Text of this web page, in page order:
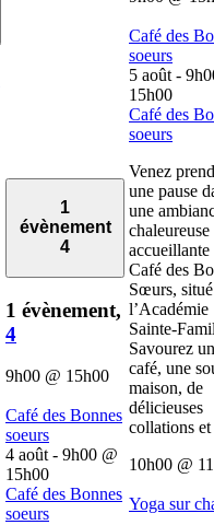
1
évènement
4
1 évènement,
4
9h00 @ 15h00
Café des Bonnes
soeurs
4 août - 9h00 @
15h00
Café des Bonnes
soeurs
Café des
soeurs
5 août -
15h00
Café des
soeurs
Venez
une pause
une
chaleureuse
accueillante
Café des
Sœurs,
l’Académie
Sainte-
Savourez
café, une
maison, de
délicieuses
collations
10h00 @
Yoga sur